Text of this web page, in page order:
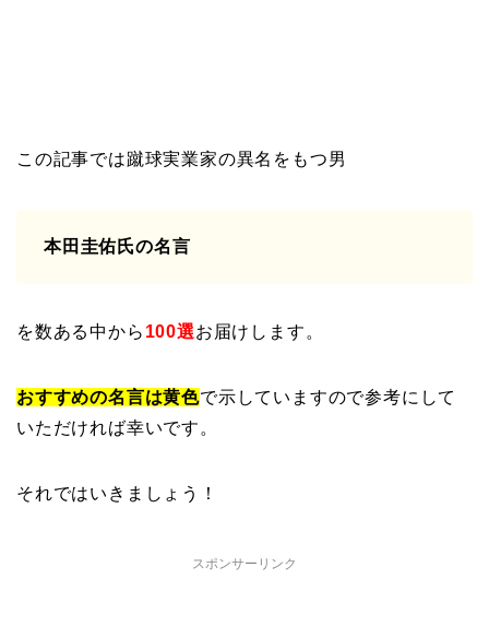
この記事では蹴球実業家の異名をもつ男
本田圭佑氏の名言
を数ある中から 100選お届けします。
おすすめの名言は黄色で示していますので参考にして
いただければ幸いです。
それではいきましょう！
スポンサーリンク